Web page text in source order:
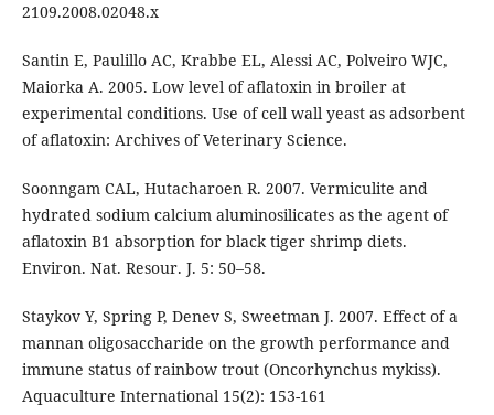
2109.2008.02048.x
Santin E, Paulillo AC, Krabbe EL, Alessi AC, Polveiro WJC,
Maiorka A. 2005. Low level of aflatoxin in broiler at
experimental conditions. Use of cell wall yeast as adsorbent
of aflatoxin: Archives of Veterinary Science.
Soonngam CAL, Hutacharoen R. 2007. Vermiculite and
hydrated sodium calcium aluminosilicates as the agent of
aflatoxin B1 absorption for black tiger shrimp diets.
Environ. Nat. Resour. J. 5: 50–58.
Staykov Y, Spring P, Denev S, Sweetman J. 2007. Effect of a
mannan oligosaccharide on the growth performance and
immune status of rainbow trout (Oncorhynchus mykiss).
Aquaculture International 15(2): 153-161